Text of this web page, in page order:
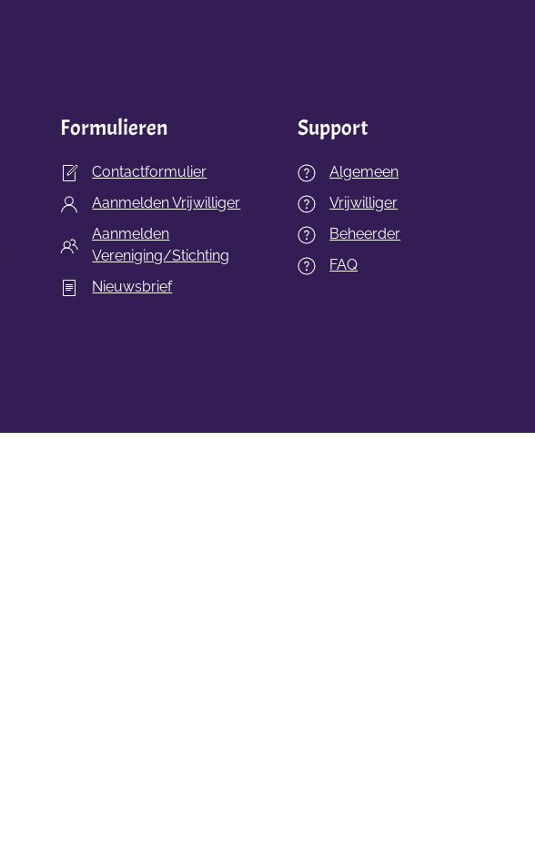
Formulieren
Contactformulier
Aanmelden Vrijwilliger
Aanmelden
Vereniging/Stichting
Nieuwsbrief
Support
Algemeen
Vrijwilliger
Beheerder
FAQ